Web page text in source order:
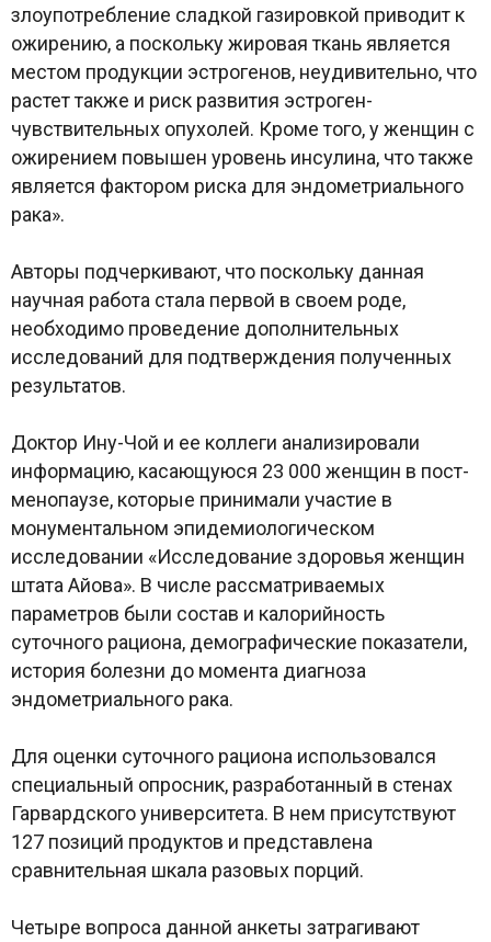
злоупотребление сладкой газировкой приводит к
ожирению, а поскольку жировая ткань является
местом продукции эстрогенов, неудивительно, что
растет также и риск развития эстроген-
чувствительных опухолей. Кроме того, у женщин с
ожирением повышен уровень инсулина, что также
является фактором риска для эндометриального
рака».
Авторы подчеркивают, что поскольку данная
научная работа стала первой в своем роде,
необходимо проведение дополнительных
исследований для подтверждения полученных
результатов.
Доктор Ину-Чой и ее коллеги анализировали
информацию, касающуюся 23 000 женщин в пост-
менопаузе, которые принимали участие в
монументальном эпидемиологическом
исследовании «Исследование здоровья женщин
штата Айова». В числе рассматриваемых
параметров были состав и калорийность
суточного рациона, демографические показатели,
история болезни до момента диагноза
эндометриального рака.
Для оценки суточного рациона использовался
специальный опросник, разработанный в стенах
Гарвардского университета. В нем присутствуют
127 позиций продуктов и представлена
сравнительная шкала разовых порций.
Четыре вопроса данной анкеты затрагивают